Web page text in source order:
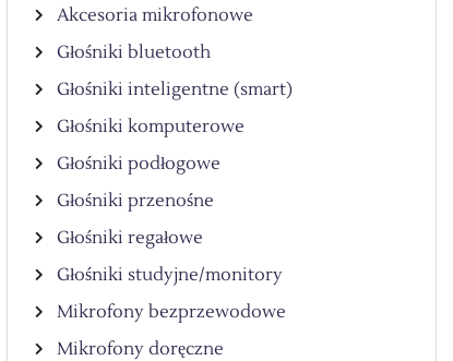
Akcesoria mikrofonowe
Głośniki bluetooth
Głośniki inteligentne (smart)
Głośniki komputerowe
Głośniki podłogowe
Głośniki przenośne
Głośniki regałowe
Głośniki studyjne/monitory
Mikrofony bezprzewodowe
Mikrofony doręczne